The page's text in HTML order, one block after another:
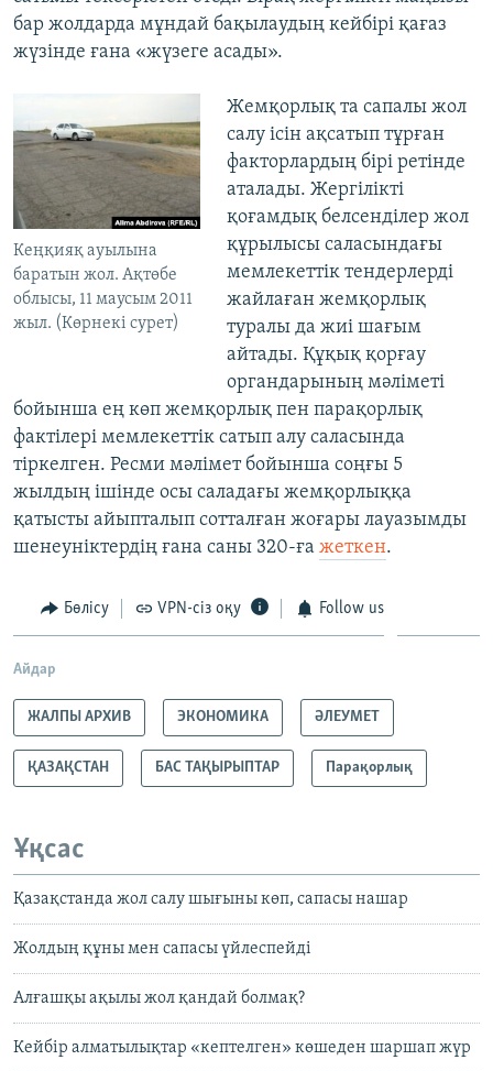
бар жолдарда мұндай бақылаудың кейбірі қағаз
жүзінде ғана «жүзеге асады».
Кеңқияқ ауылына
баратын жол. Ақтөбе
облысы, 11 маусым 2011
жыл. (Көрнекі сурет)
Жемқорлық та сапалы жол
салу ісін ақсатып тұрған
факторлардың бірі ретінде
аталады. Жергілікті
қоғамдық белсенділер жол
құрылысы саласындағы
мемлекеттік тендерлерді
жайлаған жемқорлық
туралы да жиі шағым
айтады. Құқық қорғау
органдарының мәліметі
бойынша ең көп жемқорлық пен парақорлық
фактілері мемлекеттік сатып алу саласында
тіркелген. Ресми мәлімет бойынша соңғы 5
жылдың ішінде осы саладағы жемқорлыққа
қатысты айыпталып сотталған жоғары лауазымды
шенеуніктердің ғана саны 320-ға жеткен.
Бөлісу VPN-сіз оқу Follow us
Айдар
ЖАЛПЫ АРХИВ ЭКОНОМИКА ӘЛЕУМЕТ
ҚАЗАҚСТАН БАС ТАҚЫРЫПТАР Парақорлық
Ұқсас
Қазақстанда жол салу шығыны көп, сапасы нашар
Жолдың құны мен сапасы үйлеспейді
Алғашқы ақылы жол қандай болмақ?
Кейбір алматылықтар «кептелген» көшеден шаршап жүр